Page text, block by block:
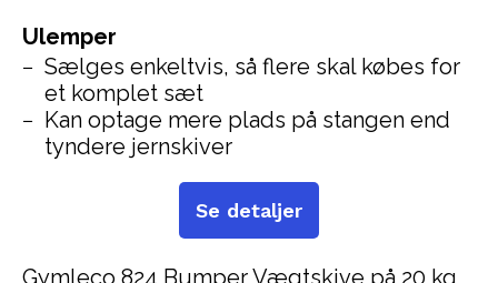
Ulemper
Sælges enkeltvis, så flere skal købes for
et komplet sæt
Kan optage mere plads på stangen end
tyndere jernskiver
Se detaljer